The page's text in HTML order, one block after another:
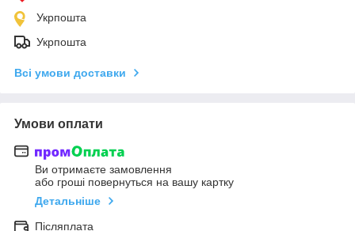
Укрпошта
Укрпошта
Всі умови доставки
Умови оплати
Ви отримаєте замовлення
або гроші повернуться на вашу картку
Детальніше
Післяплата